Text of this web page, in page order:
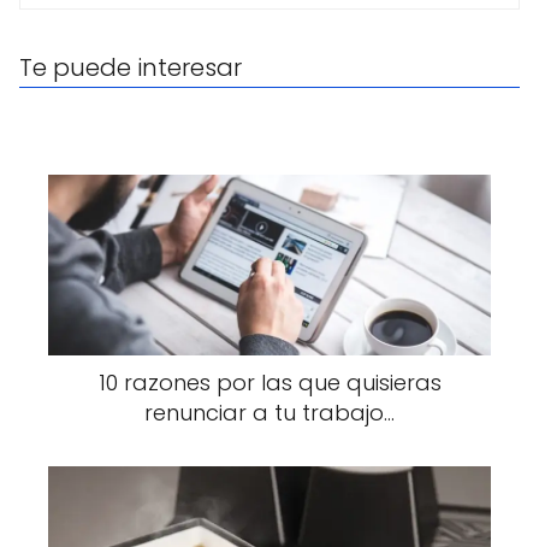
Te puede interesar
10 razones por las que quisieras
renunciar a tu trabajo...